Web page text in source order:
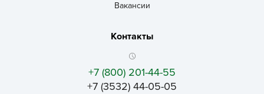
Вакансии
Контакты
+7 (800) 201-44-55
+7 (3532) 44-05-05